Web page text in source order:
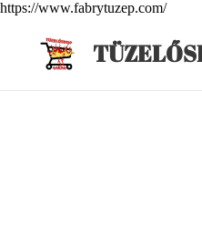
https://www.fabrytuzep.com/
T